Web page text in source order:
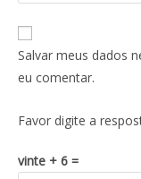
Salvar meus dados
eu comentar.
Favor digite a
vinte + 6 =